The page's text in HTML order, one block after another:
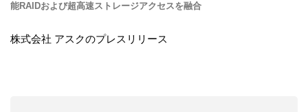
能RAIDおよび超高速ストレージアクセスを融合
株式会社 アスクのプレスリリース